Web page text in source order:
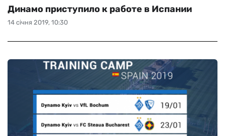
14 січня 2019, 10:30
Динамо приступило к работе в Испании